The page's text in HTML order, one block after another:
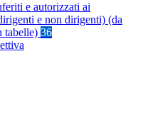
e autorizzati ai
e non dirigenti) (da
tabelle) 36